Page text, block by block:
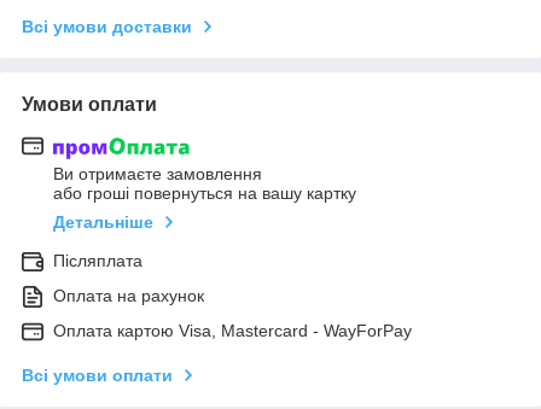
Всі умови доставки
Умови оплати
Ви отримаєте замовлення
або гроші повернуться на вашу картку
Детальніше
Післяплата
Оплата на рахунок
Оплата картою Visa, Mastercard - WayForPay
Всі умови оплати